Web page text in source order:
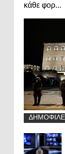
κάθε φορ...